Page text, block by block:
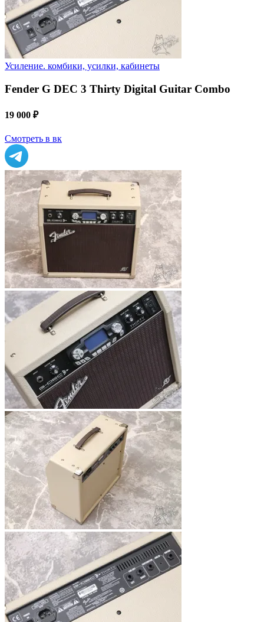
Усиление. комбики, усилки, кабинеты
Fender G DEC 3 Thirty Digital Guitar Combo
19 000 ₽
Смотреть в вк